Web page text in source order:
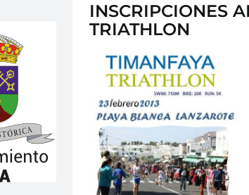
INSCRIPCIONES
TRIATHLON